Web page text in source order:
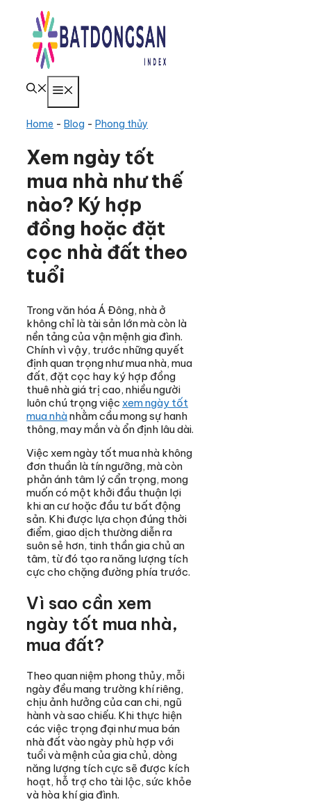
Chuyển
Home - Blog - Phong thủy
Xem ngày tốt
mua nhà như thế
nào? Ký hợp
đồng hoặc đặt
cọc nhà đất theo
tuổi
Trong văn hóa Á Đông, nhà ở
không chỉ là tài sản lớn mà còn là
nền tảng của vận mệnh gia đình.
Chính vì vậy, trước những quyết
định quan trọng như mua nhà, mua
đất, đặt cọc hay ký hợp đồng
thuê nhà giá trị cao, nhiều người
luôn chú trọng việc xem ngày tốt
mua nhànhằm cầu mong sự hanh
thông, may mắn và ổn định lâu dài.
Việc xem ngày tốt mua nhà không
đơn thuần là tín ngưỡng, mà còn
phản ánh tâm lý cẩn trọng, mong
muốn có một khởi đầu thuận lợi
khi an cư hoặc đầu tư bất động
sản. Khi được lựa chọn đúng thời
điểm, giao dịch thường diễn ra
suôn sẻ hơn, tinh thần gia chủ an
tâm, từ đó tạo ra năng lượng tích
cực cho chặng đường phía trước.
Vì sao cần xem
ngày tốt mua nhà,
mua đất?
Theo quan niệm phong thủy, mỗi
ngày đều mang trường khí riêng,
chịu ảnh hưởng của can chi, ngũ
hành và sao chiếu. Khi thực hiện
các việc trọng đại như mua bán
nhà đất vào ngày phù hợp với
tuổi và mệnh của gia chủ, dòng
năng lượng tích cực sẽ được kích
hoạt, hỗ trợ cho tài lộc, sức khỏe
và hòa khí gia đình.